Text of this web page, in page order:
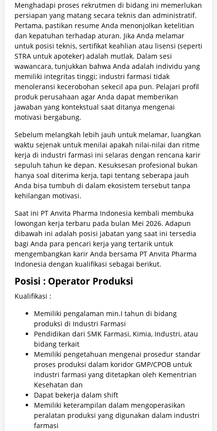
Menghadapi proses rekrutmen di bidang ini memerlukan
persiapan yang matang secara teknis dan administratif.
Pertama, pastikan resume Anda menonjolkan ketelitian
dan kepatuhan terhadap aturan. Jika Anda melamar
untuk posisi teknis, sertifikat keahlian atau lisensi (seperti
STRA untuk apoteker) adalah mutlak. Dalam sesi
wawancara, tunjukkan bahwa Anda adalah individu yang
memiliki integritas tinggi; industri farmasi tidak
menoleransi kecerobohan sekecil apa pun. Pelajari profil
produk perusahaan agar Anda dapat memberikan
jawaban yang kontekstual saat ditanya mengenai
motivasi bergabung.
Sebelum melangkah lebih jauh untuk melamar, luangkan
waktu sejenak untuk menilai apakah nilai-nilai dan ritme
kerja di industri farmasi ini selaras dengan rencana karir
sepuluh tahun ke depan. Kesuksesan profesional bukan
hanya soal diterima kerja, tapi tentang seberapa jauh
Anda bisa tumbuh di dalam ekosistem tersebut tanpa
kehilangan motivasi.
Saat ini PT Anvita Pharma Indonesia kembali membuka
lowongan kerja terbaru pada bulan Mei 2026. Adapun
dibawah ini adalah posisi jabatan yang saat ini tersedia
bagi Anda para pencari kerja yang tertarik untuk
mengembangkan karir Anda bersama PT Anvita Pharma
Indonesia dengan kualifikasi sebagai berikut.
Posisi : Operator Produksi
Kualifikasi :
Memiliki pengalaman min.I tahun di bidang
produksi di Industri Farmasi
Pendidikan dari SMK Farmasi, Kimia, Industri, atau
bidang terkait
Memiliki pengetahuan mengenai prosedur standar
proses produksi dalam koridor GMP/CPOB untuk
industri farmasi yang ditetapkan oleh Kementrian
Kesehatan dan
Dapat bekerja dalam shift
Memiliki keterampilan dalam mengoperasikan
peralatan produksi yang digunakan dalam industri
farmasi